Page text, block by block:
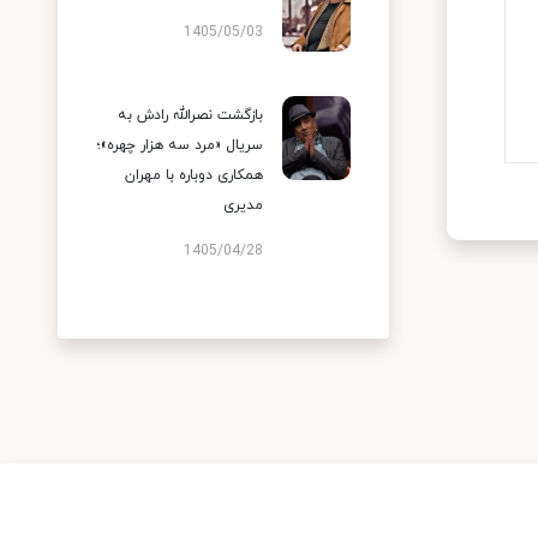
1405/05/03
بازگشت نصرالله رادش به
سریال «مرد سه هزار چهره»؛
همکاری دوباره با مهران
مدیری
1405/04/28